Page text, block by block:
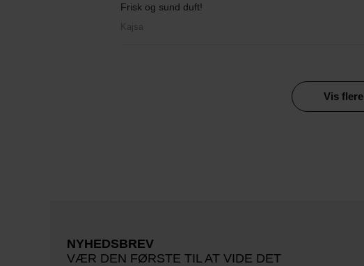
Frisk og sund duft!
Kajsa
Vis flere
NYHEDSBREV
VÆR DEN FØRSTE TIL AT VIDE DET